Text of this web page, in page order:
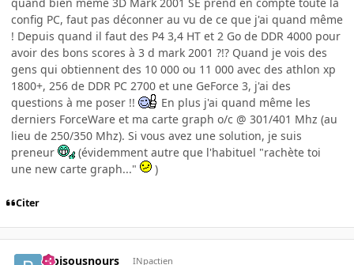
config PC, faut pas déconner au vu de ce que j'ai quand même
! Depuis quand il faut des P4 3,4 HT et 2 Go de DDR 4000 pour
avoir des bons scores à 3 d mark 2001 ?!? Quand je vois des
gens qui obtiennent des 10 000 ou 11 000 avec des athlon xp
1800+, 256 de DDR PC 2700 et une GeForce 3, j'ai des
questions à me poser !!
En plus j'ai quand même les
derniers ForceWare et ma carte graph o/c @ 301/401 Mhz (au
lieu de 250/350 Mhz). Si vous avez une solution, je suis
preneur
(évidemment autre que l'habituel "rachète toi
une new carte graph..."
)
Citer
bibisousnours INpactien